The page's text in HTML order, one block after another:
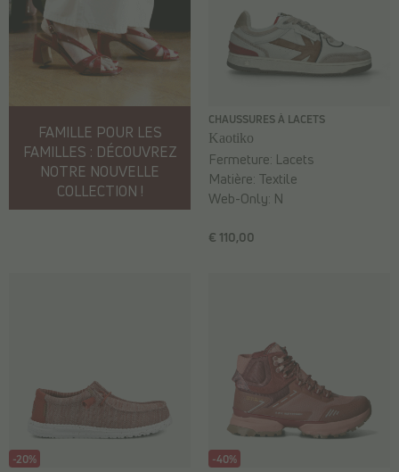
FAMILLE POUR LES
FAMILLES : DÉCOUVREZ
NOTRE NOUVELLE
COLLECTION !
CHAUSSURES À LACETS
Kaotiko
€ 110,00
Fermeture: Lacets
Matière: Textile
Web-Only: N
-20%
-40%